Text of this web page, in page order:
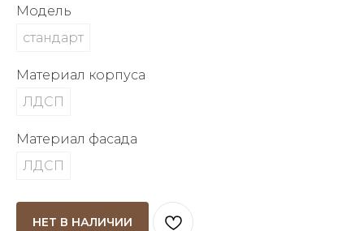
Модель
стандарт
Материал корпуса
ЛДСП
Материал фасада
ЛДСП
НЕТ В НАЛИЧИИ